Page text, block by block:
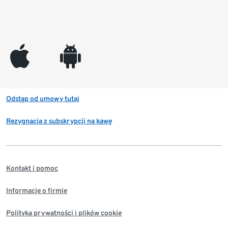
appleinc android
Odstąp od umowy tutaj
Rezygnacja z subskrypcji na kawę
Kontakt i pomoc
Informacje o firmie
Polityka prywatności i plików cookie